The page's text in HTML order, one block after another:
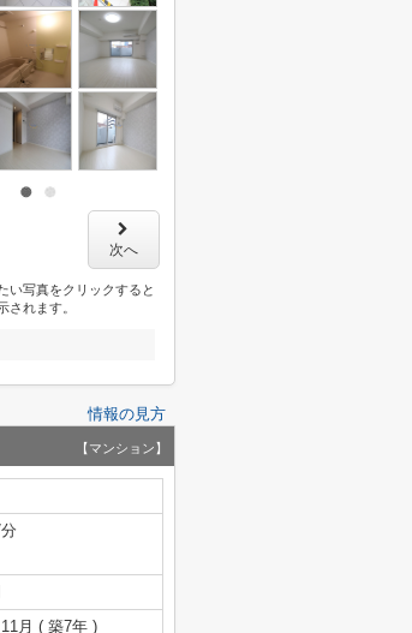
次へ
い写真をクリックすると
されます。
情報の見方
【マンション】
月 ( 築7年 )